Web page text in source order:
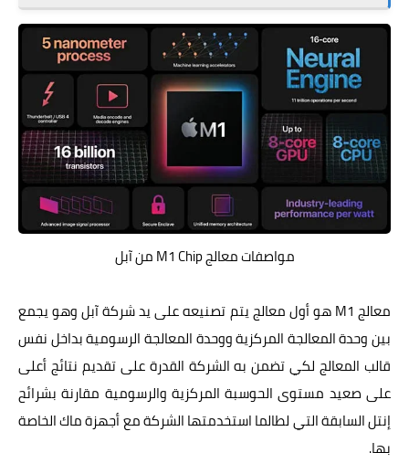
مواصفات معالج M1 Chip من آبل
معالج M1 هو أول معالج يتم تصنيعه على يد شركة آبل وهو يجمع
بين وحدة المعالجة المركزية ووحدة المعالجة الرسومية بداخل نفس
قالب المعالج لكي تضمن به الشركة القدرة على تقديم نتائج أعلى
على صعيد مستوى الحوسبة المركزية والرسومية مقارنة بشرائح
إنتل السابقة التي لطالما استخدمتها الشركة مع أجهزة ماك الخاصة
بها.